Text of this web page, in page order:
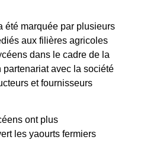
été marquée par plusieurs
aux filières agricoles
dans le cadre de la
partenariat avec la société
et fournisseurs
ont plus
les yaourts fermiers